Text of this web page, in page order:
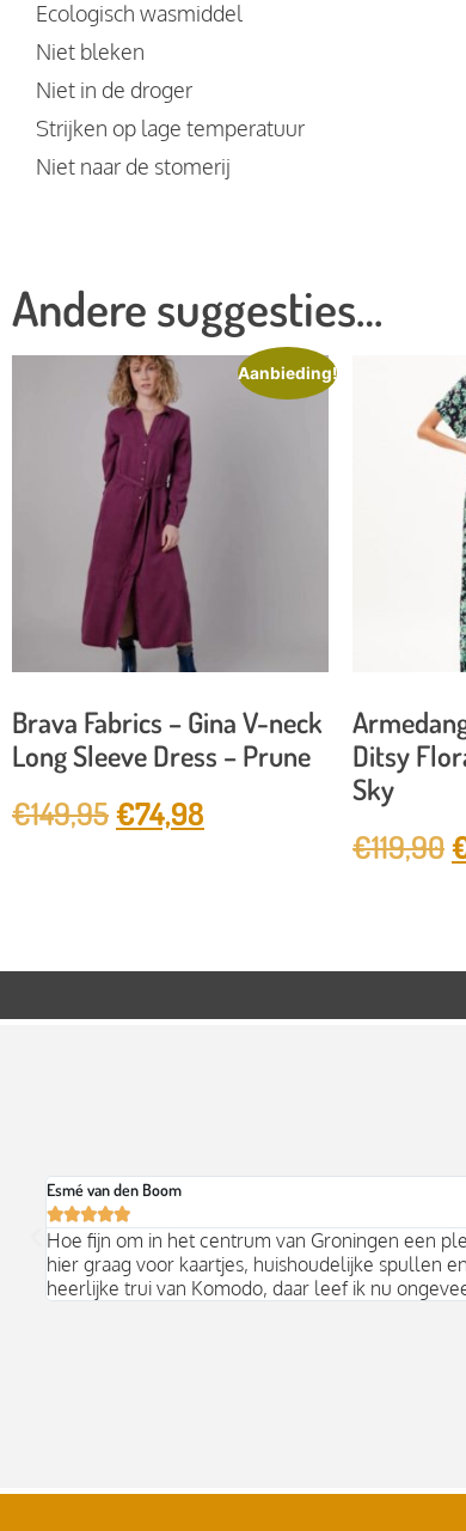
Ecologisch wasmiddel
Niet bleken
Niet in de droger
Strijken op lage temperatuur
Niet naar de stomerij
Andere suggesties…
Aanbieding!
Brava Fabrics – Gina V-neck
Long Sleeve Dress – Prune
€149,95€74,98
Ditsy
Sky
€119,90
Esmé van den Boom

Hoe fijn om in het centrum van Groningen een
hier graag voor kaartjes, huishoudelijke spullen
heerlijke trui van Komodo, daar leef ik nu